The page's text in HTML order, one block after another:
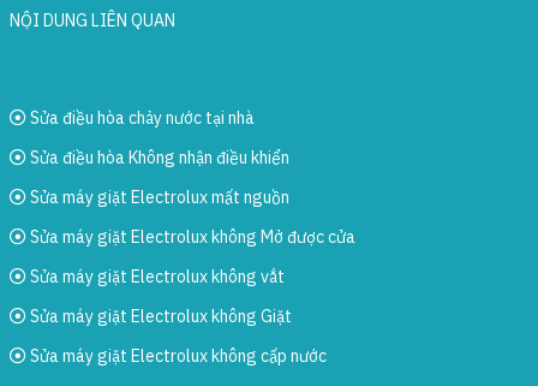
NỘI DUNG LIÊN QUAN
Sửa điều hòa chảy nước tại nhà
Sửa điều hòa Không nhận điều khiển
Sửa máy giặt Electrolux mất nguồn
Sửa máy giặt Electrolux không Mở được cửa
Sửa máy giặt Electrolux không vắt
Sửa máy giặt Electrolux không Giặt
Sửa máy giặt Electrolux không cấp nước